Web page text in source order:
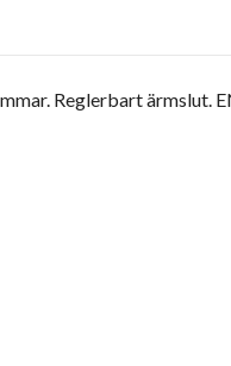
Reglerbart ärmslut.